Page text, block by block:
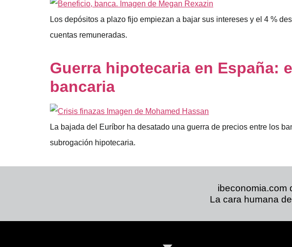
Los depósitos a plazo fijo empiezan a bajar sus intereses y el 4 %
cuentas remuneradas.
Guerra hipotecaria en España:
bancaria
La bajada del Euríbor ha desatado una guerra de precios entre los
subrogación hipotecaria.
ibeconomia.com
La cara humana